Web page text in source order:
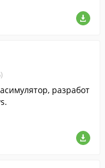
разработ